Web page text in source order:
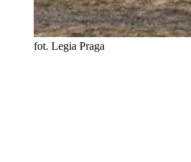
fot. Legia Praga